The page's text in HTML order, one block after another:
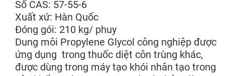
Số CAS: 57-55-6
Xuất xứ: Hàn Quốc
Đóng gói: 210 kg/ phuy
Dung môi Propylene Glycol công nghiệp được
ứng dụng trong thuốc diệt côn trùng khác,
được dùng trong máy tạo khói nhân tạo trong